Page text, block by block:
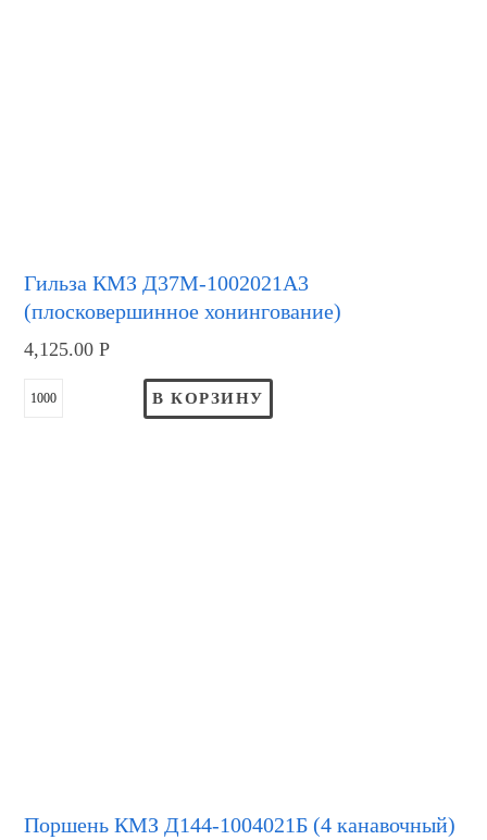
Гильза КМЗ Д37М-1002021А3
(плосковершинное хонингование)
4,125.00Р
В КОРЗИНУ
Поршень КМЗ Д144-1004021Б (4 канавочный)